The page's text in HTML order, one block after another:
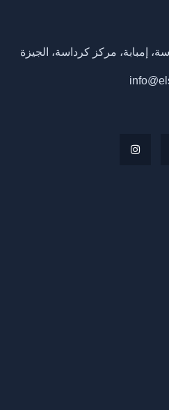
إمبابة، مركز كرداسة، الجيزة